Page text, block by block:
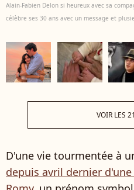
Alain-Fabien Delon si heureux avec sa
célèbre ses 30 ans avec un message et
VOIR LES
D'une vie tourmentée à
depuis avril dernier